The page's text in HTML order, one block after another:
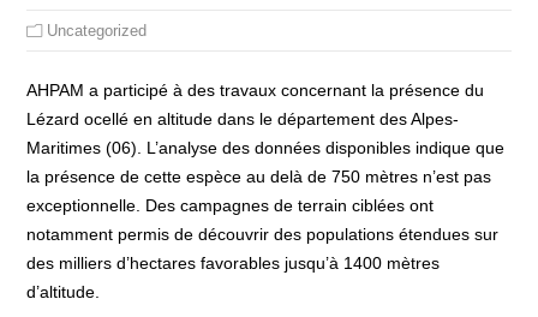
Uncategorized
AHPAM a participé à des travaux concernant la présence du
Lézard ocellé en altitude dans le département des Alpes-
Maritimes (06). L’analyse des données disponibles indique que
la présence de cette espèce au delà de 750 mètres n’est pas
exceptionnelle. Des campagnes de terrain ciblées ont
notamment permis de découvrir des populations étendues sur
des milliers d’hectares favorables jusqu’à 1400 mètres
d’altitude.